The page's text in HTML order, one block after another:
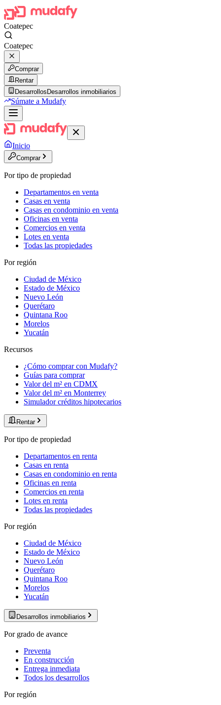
Coatepec
Coatepec
Comprar
Rentar
Desarrollos Desarrollos inmobiliarios
Súmate a Mudafy
Inicio
Comprar
Por tipo de propiedad
Departamentos en venta
Casas en venta
Casas en condominio en venta
Oficinas en venta
Comercios en venta
Lotes en venta
Todas las propiedades
Por región
Ciudad de México
Estado de México
Nuevo León
Querétaro
Quintana Roo
Morelos
Yucatán
Recursos
¿Cómo comprar con Mudafy?
Guías para comprar
Valor del m² en CDMX
Valor del m² en Monterrey
Simulador créditos hipotecarios
Rentar
Por tipo de propiedad
Departamentos en renta
Casas en renta
Casas en condominio en renta
Oficinas en renta
Comercios en renta
Lotes en renta
Todas las propiedades
Por región
Ciudad de México
Estado de México
Nuevo León
Querétaro
Quintana Roo
Morelos
Yucatán
Desarrollos inmobiliarios
Por grado de avance
Preventa
En construcción
Entrega inmediata
Todos los desarrollos
Por región